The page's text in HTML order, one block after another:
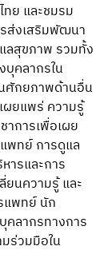
ย และชมรม
ส่งเสริมพัฒนา
ลสุขภาพ รวมทั้ง
คลากรใน
ศักยภาพด้านอื่น
ผยแพร่ ความรู้
าการเพื่อเผย
พทย์ การดูแล
ารและการ
ยนความรู้ และ
แพทย์ นัก
ลากรทางการ
ร่วมมือใน